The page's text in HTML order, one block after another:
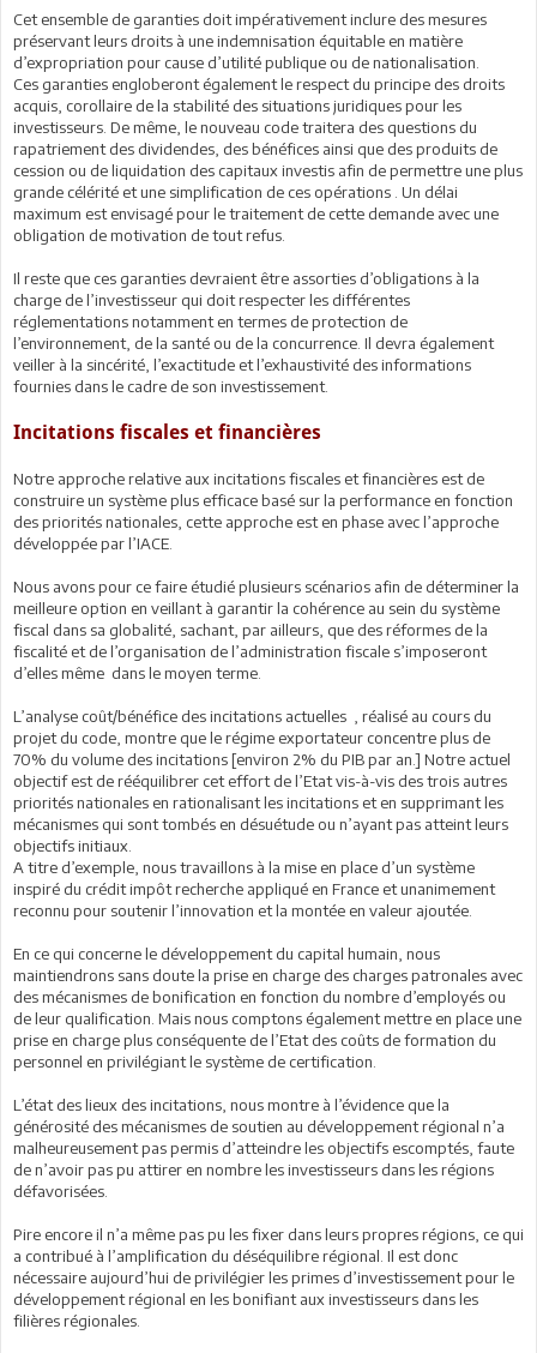
Cet ensemble de garanties doit impérativement inclure des mesures
préservant leurs droits à une indemnisation équitable en matière
d’expropriation pour cause d’utilité publique ou de nationalisation.
Ces garanties engloberont également le respect du principe des droits
acquis, corollaire de la stabilité des situations juridiques pour les
investisseurs. De même, le nouveau code traitera des questions du
rapatriement des dividendes, des bénéfices ainsi que des produits de
cession ou de liquidation des capitaux investis afin de permettre une plus
grande célérité et une simplification de ces opérations . Un délai
maximum est envisagé pour le traitement de cette demande avec une
obligation de motivation de tout refus.
Il reste que ces garanties devraient être assorties d’obligations à la
charge de l’investisseur qui doit respecter les différentes
réglementations notamment en termes de protection de
l’environnement, de la santé ou de la concurrence. Il devra également
veiller à la sincérité, l’exactitude et l’exhaustivité des informations
fournies dans le cadre de son investissement.
Incitations fiscales et financières
Notre approche relative aux incitations fiscales et financières est de
construire un système plus efficace basé sur la performance en fonction
des priorités nationales, cette approche est en phase avec l’approche
développée par l’IACE.
Nous avons pour ce faire étudié plusieurs scénarios afin de déterminer la
meilleure option en veillant à garantir la cohérence au sein du système
fiscal dans sa globalité, sachant, par ailleurs, que des réformes de la
fiscalité et de l’organisation de l’administration fiscale s’imposeront
d’elles même dans le moyen terme.
L’analyse coût/bénéfice des incitations actuelles , réalisé au cours du
projet du code, montre que le régime exportateur concentre plus de
70% du volume des incitations [environ 2% du PIB par an.] Notre actuel
objectif est de rééquilibrer cet effort de l’Etat vis-à-vis des trois autres
priorités nationales en rationalisant les incitations et en supprimant les
mécanismes qui sont tombés en désuétude ou n’ayant pas atteint leurs
objectifs initiaux.
A titre d’exemple, nous travaillons à la mise en place d’un système
inspiré du crédit impôt recherche appliqué en France et unanimement
reconnu pour soutenir l’innovation et la montée en valeur ajoutée.
En ce qui concerne le développement du capital humain, nous
maintiendrons sans doute la prise en charge des charges patronales avec
des mécanismes de bonification en fonction du nombre d’employés ou
de leur qualification. Mais nous comptons également mettre en place une
prise en charge plus conséquente de l’Etat des coûts de formation du
personnel en privilégiant le système de certification.
L’état des lieux des incitations, nous montre à l’évidence que la
générosité des mécanismes de soutien au développement régional n’a
malheureusement pas permis d’atteindre les objectifs escomptés, faute
de n’avoir pas pu attirer en nombre les investisseurs dans les régions
défavorisées.
Pire encore il n’a même pas pu les fixer dans leurs propres régions, ce qui
a contribué à l’amplification du déséquilibre régional. Il est donc
nécessaire aujourd’hui de privilégier les primes d’investissement pour le
développement régional en les bonifiant aux investisseurs dans les
filières régionales.